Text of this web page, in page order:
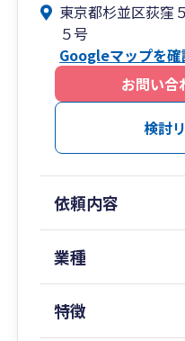
東京都杉並区荻窪
５号
Googleマップを確
お問い合
検討
依頼内容
業種
特徴